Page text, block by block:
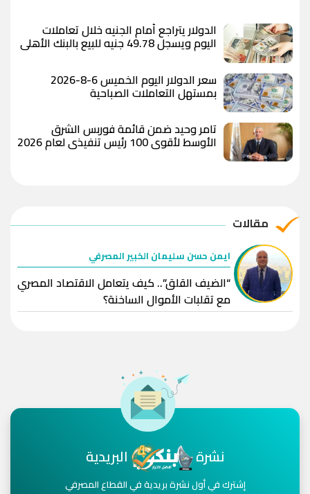
الدولار يتراجع أمام الجنيه خلال تعاملات
اليوم ويسجل 49.78 جنيه للبيع بالبنك الأهلي
المصري
سعر الدولار اليوم الخميس 6-8-2026
بمستهل التعاملات الصباحية
تامر وحيد ضمن قائمة فوربس الشرق
الأوسط لأقوى 100 رئيس تنفيذي لعام 2026
مقالات
ايمن حسن سليمان الخبير المصرفي
“الضيف القلق”.. كيف يتعامل الاقتصاد المصري
مع تقلبات الأموال الساخنة؟
نشرة البريدية
إشترك في أول نشرة بريدية في القطاع المصرفي